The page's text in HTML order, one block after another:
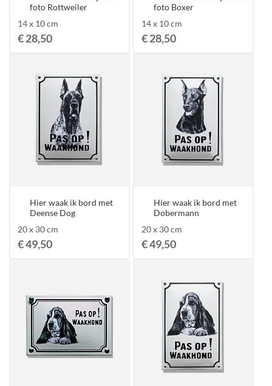
foto Rottweiler
14 x 10 cm
€ 28,50
foto Boxer
14 x 10 cm
€ 28,50
Hier waak ik bord met
Deense Dog
20 x 30 cm
€ 49,50
Hier waak ik bord met
Dobermann
20 x 30 cm
€ 49,50